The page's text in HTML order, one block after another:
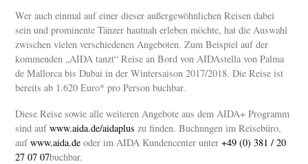
Wer auch einmal auf einer dieser außergewöhnlichen Reisen dabei
sein und prominente Tänzer hautnah erleben möchte, hat die Auswahl
zwischen vielen verschiedenen Angeboten. Zum Beispiel auf der
kommenden „AIDA tanzt“ Reise an Bord von AIDAstella von Palma
de Mallorca bis Dubai in der Wintersaison 2017/2018. Die Reise ist
bereits ab 1.620 Euro* pro Person buchbar.
Diese Reise sowie alle weiteren Angebote aus dem AIDA+ Programm
sind aufwww.aida.de/aidaplus zu finden. Buchungen im Reisebüro,
aufwww.aida.de oder im AIDA Kundencenter unter+49 (0) 381 / 20
27 07 07buchbar.